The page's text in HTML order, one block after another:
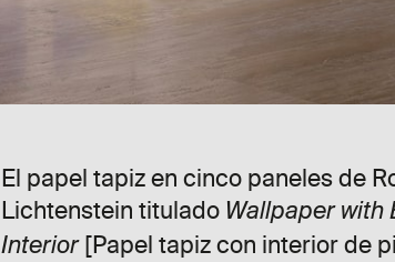
El papel tapiz en cinco paneles de
Lichtenstein titulado Wallpaper with
Interior[Papel tapiz con interior de